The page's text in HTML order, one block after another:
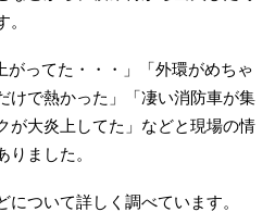
がってた・・・」「外環がめちゃ
けで熱かった」「凄い消防車が集
が大炎上してた」などと現場の情
ました。
ついて詳しく調べています。